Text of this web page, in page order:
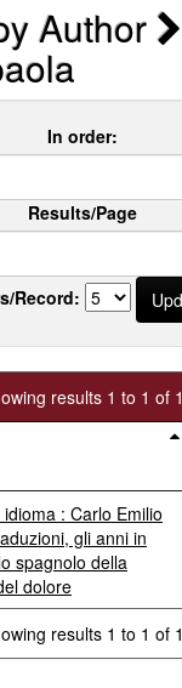
Author
In order:
Results/Page
Record:
results 1 to 1 of 1
: Carlo Emilio
gli anni in
spagnolo della
dolore
results 1 to 1 of 1